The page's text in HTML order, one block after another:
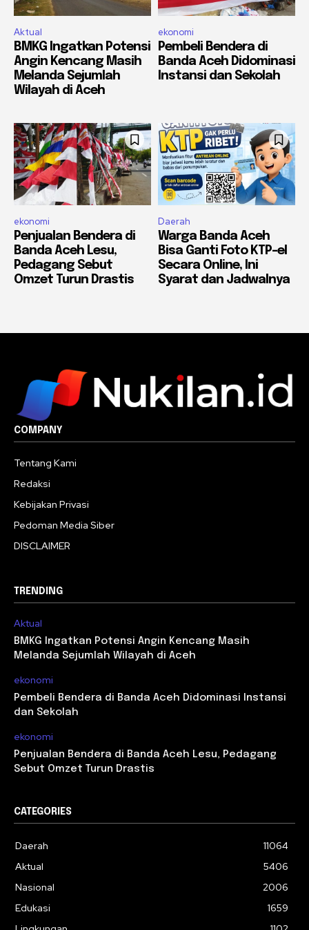
Aktual
BMKG Ingatkan Potensi
Angin Kencang Masih
Melanda Sejumlah
Wilayah di Aceh
ekonomi
Pembeli Bendera di
Banda Aceh Didominasi
Instansi dan Sekolah
ekonomi
Penjualan Bendera di
Banda Aceh Lesu,
Pedagang Sebut
Omzet Turun Drastis
Daerah
Warga Banda Aceh
Bisa Ganti Foto KTP-el
Secara Online, Ini
Syarat dan Jadwalnya
COMPANY
Tentang Kami
Redaksi
Kebijakan Privasi
Pedoman Media Siber
DISCLAIMER
TRENDING
Aktual
BMKG Ingatkan Potensi Angin Kencang Masih
Melanda Sejumlah Wilayah di Aceh
ekonomi
Pembeli Bendera di Banda Aceh Didominasi Instansi
dan Sekolah
ekonomi
Penjualan Bendera di Banda Aceh Lesu, Pedagang
Sebut Omzet Turun Drastis
CATEGORIES
Daerah
11064
Aktual
5406
Nasional
2006
Edukasi
1659